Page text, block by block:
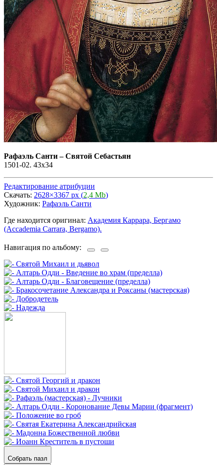
Рафаэль Санти–Святой Себастьян
1501-02. 43x34
Редактирование атрибуции
Скачать: 2628×3367 px (2,4 Mb)
Художник: Рафаэль Санти
Где находится оригинал: Академия Каррара, Бергамо
(Accademia Carrara, Bergamo).
Навигация по альбому:
Собрать пазл